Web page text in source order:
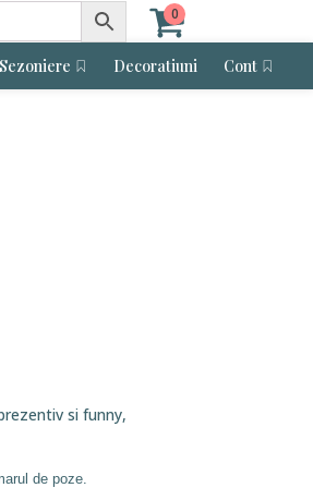
0
Sezoniere Decoratiuni Cont
si funny,
de poze.